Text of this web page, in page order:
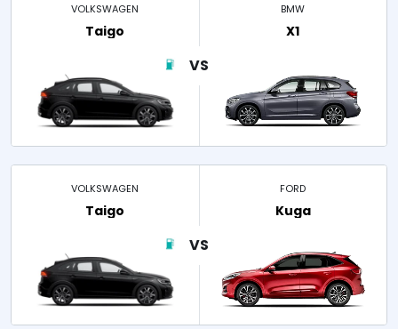
VOLKSWAGEN
Taigo
BMW
X1
VOLKSWAGEN
Taigo
FORD
Kuga